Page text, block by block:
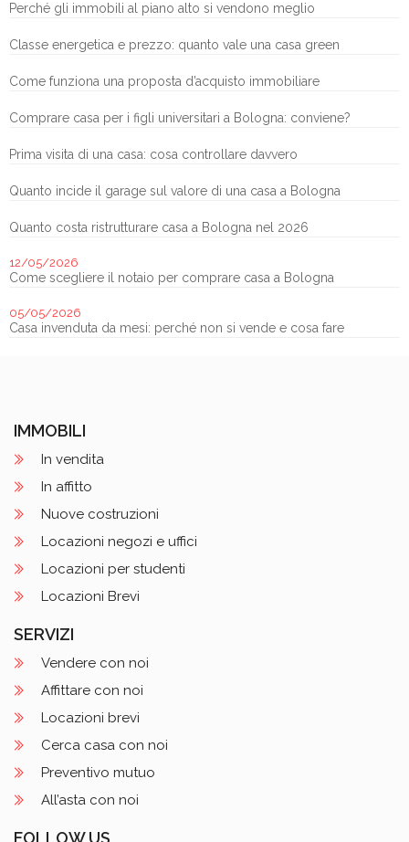
Perché gli immobili al piano alto si vendono meglio
Classe energetica e prezzo: quanto vale una casa green
Come funziona una proposta d’acquisto immobiliare
Comprare casa per i figli universitari a Bologna: conviene?
Prima visita di una casa: cosa controllare davvero
Quanto incide il garage sul valore di una casa a Bologna
Quanto costa ristrutturare casa a Bologna nel 2026
12/05/2026
Come scegliere il notaio per comprare casa a Bologna
05/05/2026
Casa invenduta da mesi: perché non si vende e cosa fare
IMMOBILI
In vendita
In affitto
Nuove costruzioni
Locazioni negozi e uffici
Locazioni per studenti
Locazioni Brevi
SERVIZI
Vendere con noi
Affittare con noi
Locazioni brevi
Cerca casa con noi
Preventivo mutuo
All’asta con noi
FOLLOW US